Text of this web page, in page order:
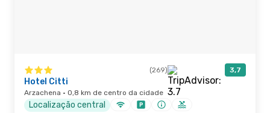
(269) 3,7
Hotel Citti
Arzachena · 0,8 km de centro da cidade
Localização central